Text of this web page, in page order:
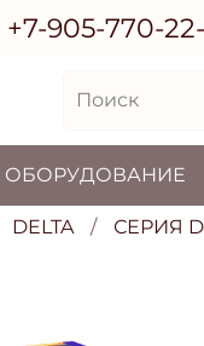
+7-905-770-
ОБОРУДОВАНИЕ
DELTA СЕРИЯ